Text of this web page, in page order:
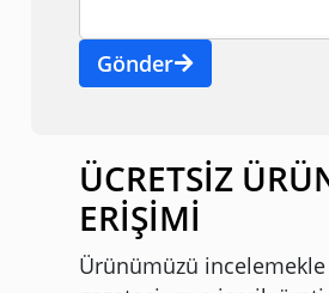
Gönder
ÜCRETSİZ
ERİŞİMİ
Ürünümüzü